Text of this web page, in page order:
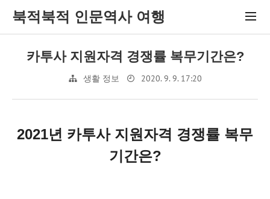
북적북적 인문역사 여행
카투사 지원자격 경쟁률 복무기간은?
생활 정보 2020. 9. 9. 17:20
2021년 카투사 지원자격 경쟁률 복무
기간은?